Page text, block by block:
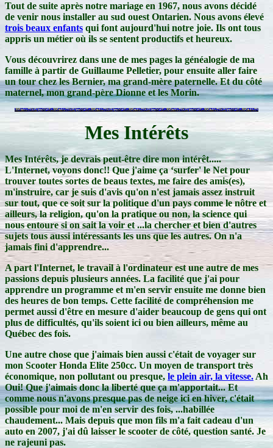
Tout de suite après notre mariage en 1967, nous avons décidé
de venir nous installer au sud ouest Ontarien. Nous avons élevé
trois beaux enfants qui font aujourd'hui notre joie. Ils ont tous
appris un métier où ils se sentent productifs et heureux.
Vous découvrirez dans une de mes pages la généalogie de ma
famille à partir de Guillaume Pelletier, pour ensuite aller faire
un tour chez les Bernier, ma grand-mère paternelle. Et du côté
maternel, mon grand-père Dionne et les Morin.
Mes Intérêts
Mes Intérêts, je devrais peut-être dire mon intérêt.....
L'Internet, voyons donc!! Que j'aime ça ‘surfer' le Net pour
trouver toutes sortes de beaus textes, me faire des amis(es),
m'instruire, car je suis d'avis qu'on n'est jamais assez instruit
sur tout, que ce soit sur la politique d'un pays comme le nôtre et
ailleurs, la religion, qu'on la pratique ou non, la science qui
nous entoure si on sait la voir et ...la chercher et bien d'autres
sujets tous aussi intéressants les uns que les autres. On n'a
jamais fini d'apprendre...
A part l'Internet, le travail à l'ordinateur est une autre de mes
passions depuis plusieurs années. La facilité que j'ai pour
apprendre un programme et m'en servir ensuite me donne bien
des heures de bon temps. Cette facilité de compréhension me
permet aussi d'être en mesure d'aider beaucoup de gens qui ont
plus de difficultés, qu'ils soient ici ou bien ailleurs, même au
Québec des fois.
Une autre chose que j'aimais bien aussi c'était de voyager sur
mon Scooter Honda Elite 250cc. Un moyen de transport très
économique, non pollutant ou presque, le plein air, la vitesse. Ah
Oui! Que j'aimais donc la liberté que ça m'apportait... Et
comme nous n'avons presque pas de neige ici en hiver, c'était
possible pour moi de m'en servir des fois, ...habillée
chaudement... Mais depuis que mon fils m'a fait cadeau d'un
auto en 2007, j'ai dû laisser le scooter de côté, question santé. Je
ne rajeuni pas.